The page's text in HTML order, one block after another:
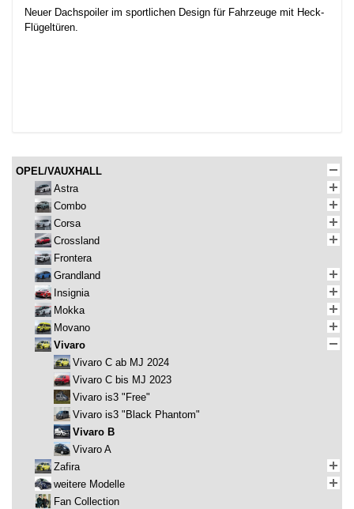
Neuer Dachspoiler im sportlichen Design für Fahrzeuge mit Heck-
Flügeltüren.
OPEL/VAUXHALL
Astra
Combo
Corsa
Crossland
Frontera
Grandland
Insignia
Mokka
Movano
Vivaro
Vivaro C ab MJ 2024
Vivaro C bis MJ 2023
Vivaro is3 "Free"
Vivaro is3 "Black Phantom"
Vivaro B
Vivaro A
Zafira
weitere Modelle
Fan Collection